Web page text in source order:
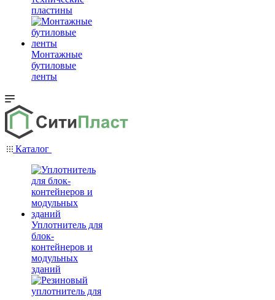
пластины
Монтажные
бутиловые
ленты
Каталог
Уплотнитель для
блок-
контейнеров и
модульных
зданий